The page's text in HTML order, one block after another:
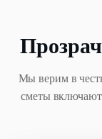
Мы верим в
сметы включают